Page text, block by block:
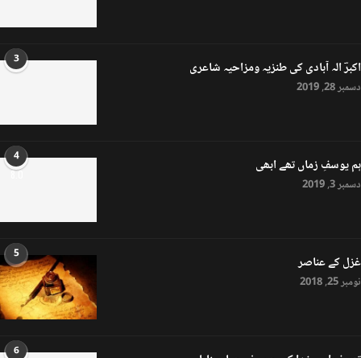
3 اکبرؔ الہ آبادی کی طنزیہ ومزاحیہ شاعری
دسمبر 28, 2019
4
8.0 ہم یوسفِ زماں تھے ابھی
دسمبر 3, 2019
5 غزل کے عناصر
نومبر 25, 2018
6